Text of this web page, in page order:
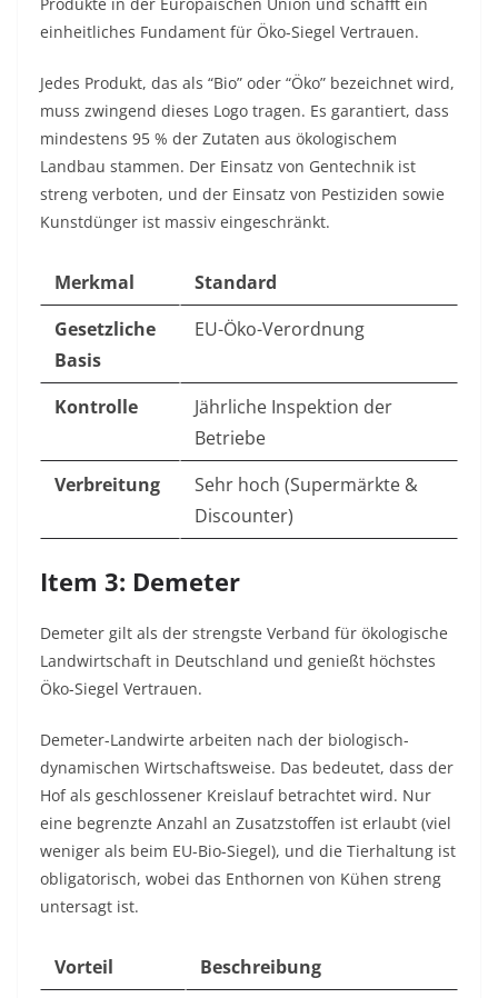
Produkte in der Europäischen Union und schafft ein
einheitliches Fundament für Öko-Siegel Vertrauen.
Jedes Produkt, das als “Bio” oder “Öko” bezeichnet wird,
muss zwingend dieses Logo tragen. Es garantiert, dass
mindestens 95 % der Zutaten aus ökologischem
Landbau stammen. Der Einsatz von Gentechnik ist
streng verboten, und der Einsatz von Pestiziden sowie
Kunstdünger ist massiv eingeschränkt.
Merkmal
Standard
Gesetzliche
Basis
EU-Öko-Verordnung
Kontrolle
Jährliche Inspektion der
Betriebe
Verbreitung
Sehr hoch (Supermärkte &
Discounter)
Item 3: Demeter
Demeter gilt als der strengste Verband für ökologische
Landwirtschaft in Deutschland und genießt höchstes
Öko-Siegel Vertrauen.
Demeter-Landwirte arbeiten nach der biologisch-
dynamischen Wirtschaftsweise. Das bedeutet, dass der
Hof als geschlossener Kreislauf betrachtet wird. Nur
eine begrenzte Anzahl an Zusatzstoffen ist erlaubt (viel
weniger als beim EU-Bio-Siegel), und die Tierhaltung ist
obligatorisch, wobei das Enthornen von Kühen streng
untersagt ist.
Vorteil
Beschreibung